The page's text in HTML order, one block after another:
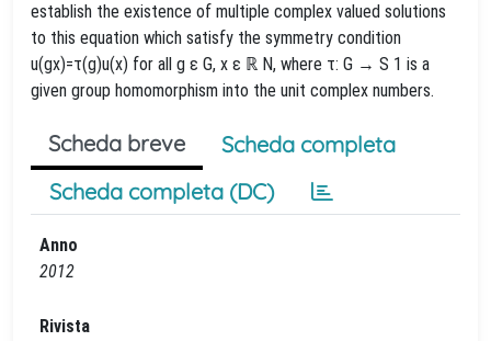
establish the existence of multiple complex valued solutions
to this equation which satisfy the symmetry condition
u(gx)=τ(g)u(x) for all g ε G, x ε ℝ N, where τ: G → S 1 is a
given group homomorphism into the unit complex numbers.
Scheda breve
Scheda completa
Scheda completa (DC)
Anno
2012
Rivista